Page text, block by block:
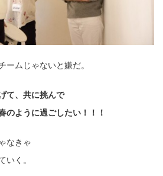
ームじゃないと嫌だ。
て、共に挑んで
のように過ごしたい！！！
なきゃ
いく。